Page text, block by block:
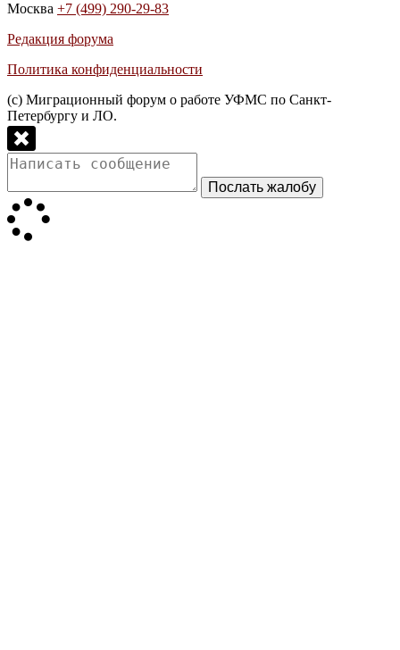
Москва +7 (499) 290-29-83
Редакция форума
Политика конфиденциальности
(с) Миграционный форум о работе УФМС по Санкт-
Петербургу и ЛО.